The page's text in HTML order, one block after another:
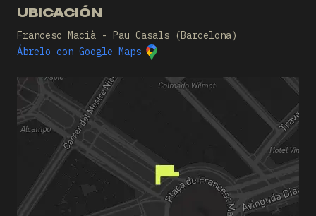
UBICACIÓN
Francesc Macià - Pau Casals (Barcelona)
Ábrelo con Google Maps